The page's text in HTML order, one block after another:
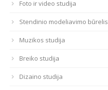
Foto ir video studija
Stendinio modeliavimo būrelis
Muzikos studija
Breiko studija
Dizaino studija